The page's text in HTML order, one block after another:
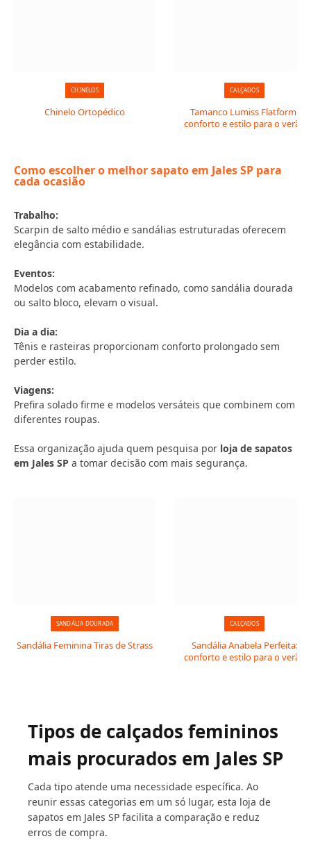
CHINELOS
Chinelo Ortopédico
CALÇADOS
Tamanco Lumiss Flatform:
conforto e estilo para o verão
Como escolher o melhor sapato em Jales SP para
cada ocasião
Trabalho:
Scarpin de salto médio e sandálias estruturadas oferecem
elegância com estabilidade.
Eventos:
Modelos com acabamento refinado, como sandália dourada
ou salto bloco, elevam o visual.
Dia a dia:
Tênis e rasteiras proporcionam conforto prolongado sem
perder estilo.
Viagens:
Prefira solado firme e modelos versáteis que combinem com
diferentes roupas.
Essa organização ajuda quem pesquisa por loja de sapatos
em Jales SP a tomar decisão com mais segurança.
SANDÁLIA DOURADA
Sandália Feminina Tiras de Strass
CALÇADOS
Sandália Anabela Perfeita:
conforto e estilo para o verão
Tipos de calçados femininos
mais procurados em Jales SP
Cada tipo atende uma necessidade específica. Ao
reunir essas categorias em um só lugar, esta loja de
sapatos em Jales SP facilita a comparação e reduz
erros de compra.